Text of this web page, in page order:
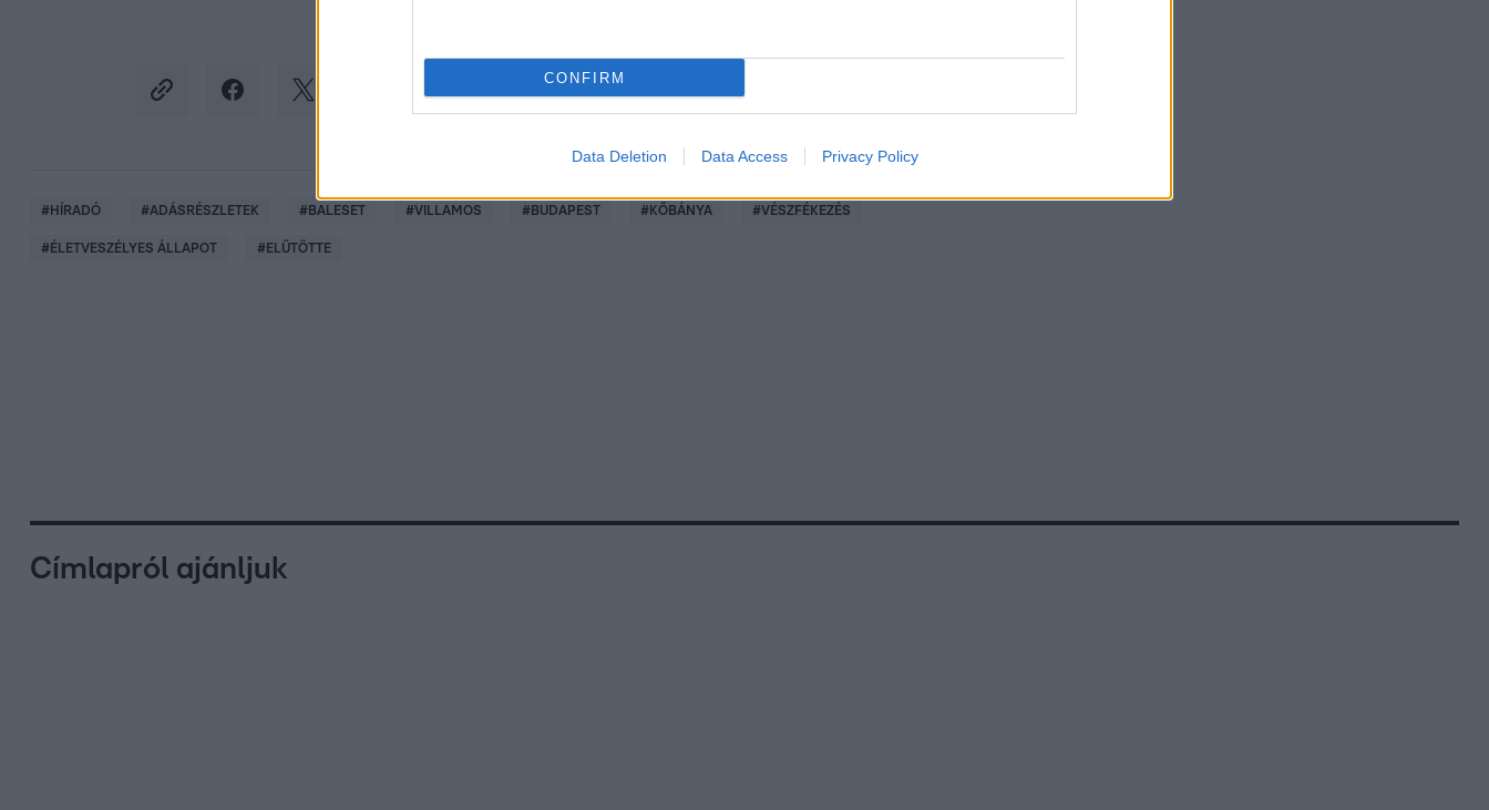
CONFIRM
Data Deletion Data Access Privacy Policy
#HÍRADÓ #ADÁSRÉSZLETEK #BALESET #VILLAMOS #BUDAPEST #KŐBÁNYA #VÉSZFÉKEZÉS
#ÉLETVESZÉLYES ÁLLAPOT #ELÜTÖTTE
Címlapról ajánljuk